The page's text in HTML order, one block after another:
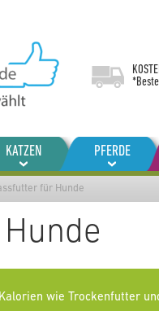
KATZEN PFERDE
für Hunde
wie Trockenfutter